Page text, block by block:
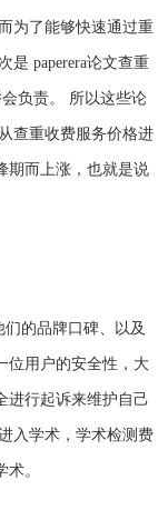
为了能够快速通过重
是 paperera论文查重
负责。 所以这些论
查重收费服务价格进
期而上涨，也就是说
的品牌口碑、以及
位用户的安全性，大
进行起诉来维护自己
入学术，学术检测费
。